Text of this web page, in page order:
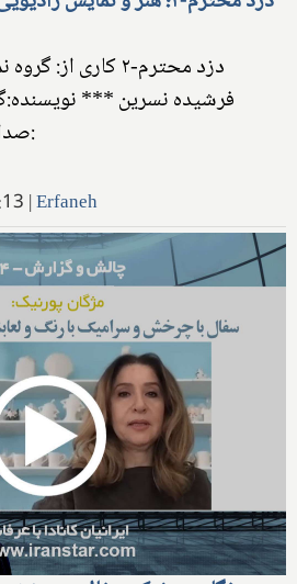
دزد محترم-۲ کاری
فرشیده نسرین ***
صدا:عرفانه ایران‌نژاد پخش:
|Erfaneh